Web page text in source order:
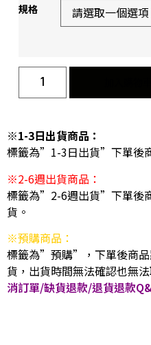
規格
※1-3日出貨商品：
標籤為”1-3日出貨”下單後
※2-6週出貨商品：
標籤為”2-6週出貨”下單後
貨。
※預購商品：
標籤為”預購”，下單後商品
貨，出貨時間無法確認也無法
消訂單/缺貨退款/退貨退款